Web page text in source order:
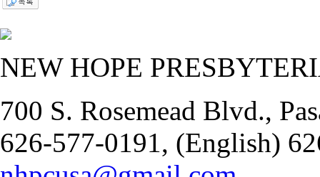
NEW HOPE
700 S. Rosemead Blvd.,
626-577-0191, (English)